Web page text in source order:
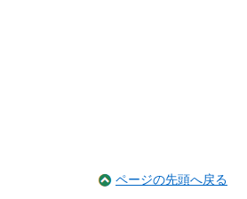
ページの先頭へ戻る